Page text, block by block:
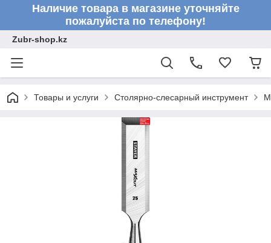
Наличие товара в магазине уточняйте
пожалуйста по телефону!
Zubr-shop.kz
Товары и услуги Столярно-слесарный инструмент